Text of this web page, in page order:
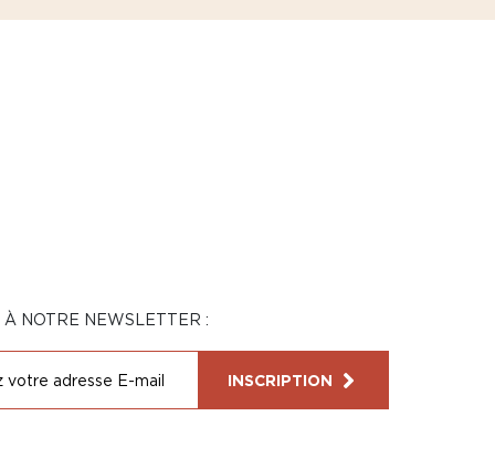
À NOTRE NEWSLETTER :
INSCRIPTION